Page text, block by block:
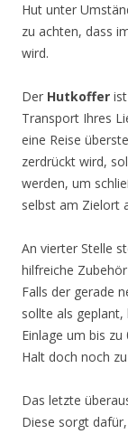
Hut unter
zu achten, dass
wird.
Der Hutkoffer
Transport Ihres
eine Reise
zerdrückt wird,
werden, um
selbst am Zielort
An vierter Stelle
hilfreiche
Falls der gerade
sollte als
Einlage um bis
Halt doch noch
Das letzte
Diese sorgt